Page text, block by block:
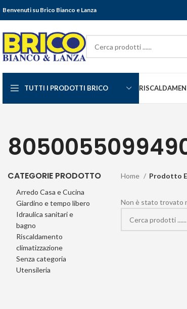
Benvenuti su Brico Bianco e Lanza
TUTTI I PRODOTTI BRICO
CATEGORIE PRODOTTO
Arredo Casa e Cucina
Giardino e tempo libero
Idraulica sanitari e
bagno
Riscaldamento
climatizzazione
Senza categoria
Utensileria
Home Prodotto
Non è stato trovato